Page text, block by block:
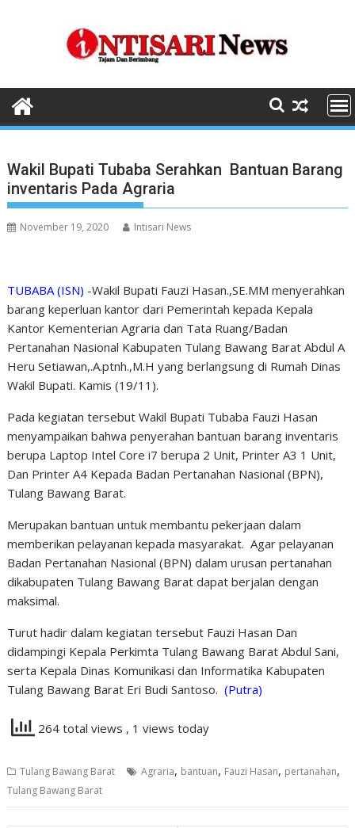
Wakil Bupati Tubaba Serahkan Bantuan Barang
inventaris Pada Agraria
November 19, 2020 Intisari News
TUBABA (ISN) -Wakil Bupati Fauzi Hasan.,SE.MM menyerahkan
barang keperluan kantor dari Pemerintah kepada Kepala
Kantor Kementerian Agraria dan Tata Ruang/Badan
Pertanahan Nasional Kabupaten Tulang Bawang Barat Abdul A
Heru Setiawan,.A.ptnh.,M.H yang berlangsung di Rumah Dinas
Wakil Bupati. Kamis (19/11).
Pada kegiatan tersebut Wakil Bupati Tubaba Fauzi Hasan
menyampaikan bahwa penyerahan bantuan barang inventaris
berupa Laptop Intel Core i7 berupa 2 Unit, Printer A3 1 Unit,
Dan Printer A4 Kepada Badan Pertanahan Nasional (BPN),
Tulang Bawang Barat.
Merupakan bantuan untuk membantu pekerjaan dalam
memberikan pelayanan kepada masyarakat. Agar pelayanan
Badan Pertanahan Nasional (BPN) dalam urusan pertanahan
dikabupaten Tulang Bawang Barat dapat berjalan dengan
maksimal.
Turut hadir dalam kegiatan tersebut Fauzi Hasan Dan
didampingi Kepala Perkimta Tulang Bawang Barat Abdul Sani,
serta Kepala Dinas Komunikasi dan Informatika Kabupaten
Tulang Bawang Barat Eri Budi Santoso.(Putra)
264 total views , 1 views today
Tulang Bawang Barat Agraria, bantuan, Fauzi Hasan, pertanahan,
Tulang Bawang Barat